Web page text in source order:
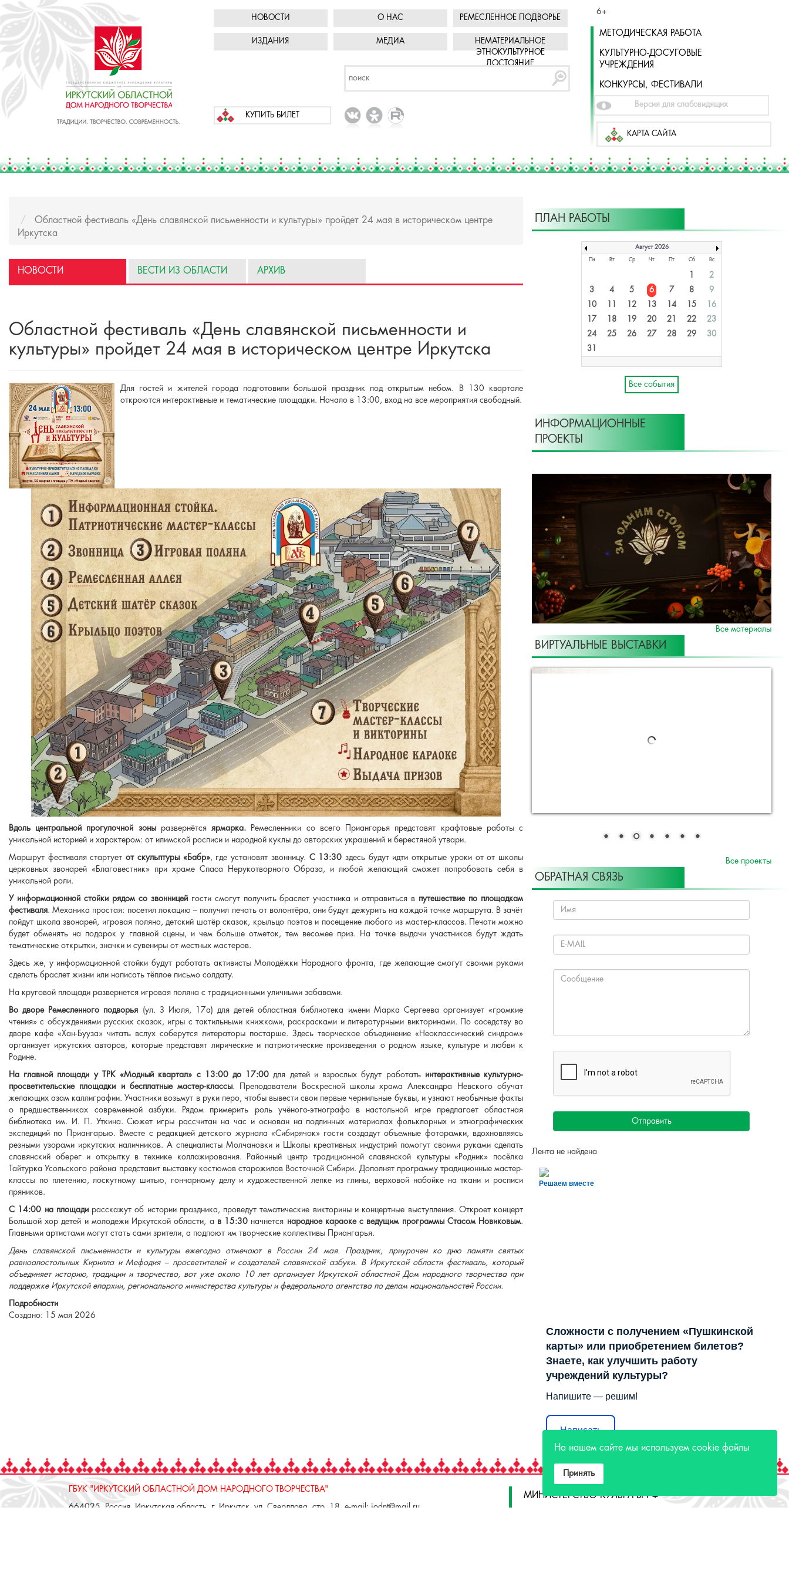
НОВОСТИ О НАС РЕМЕСЛЕННОЕ ПОДВОРЬЕ
ИЗДАНИЯ МЕДИА
НЕМАТЕРИАЛЬНОЕ
ЭТНОКУЛЬТУРНОЕ
ДОСТОЯНИЕ
КУПИТЬ БИЛЕТ
6+
МЕТОДИЧЕСКАЯ РАБОТА
КУЛЬТУРНО-ДОСУГОВЫЕ
УЧРЕЖДЕНИЯ
КОНКУРСЫ, ФЕСТИВАЛИ
Версия для слабовидящих
КАРТА САЙТА
Областной фестиваль «День славянской письменности и культуры» пройдет 24 мая в историческом центре
Иркутска
НОВОСТИ ВЕСТИ ИЗ ОБЛАСТИ АРХИВ
Областной фестиваль «День славянской письменности и
культуры» пройдет 24 мая в историческом центре Иркутска
Для гостей и жителей города подготовили большой праздник под открытым небом. В 130 квартале
откроются интерактивные и тематические площадки. Начало в 13:00, вход на все мероприятия свободный.
Вдоль центральной прогулочной зоныразвернётсяярмарка. Ремесленники со всего Приангарья представят крафтовые работы с
уникальной историей и характером: от илимской росписи и народной куклы до авторских украшений и берестяной утвари.
Маршрут фестиваля стартуетот скульптуры «Бабр», где установят звонницу. С 13:30 здесь будут идти открытые уроки от от школы
церковных звонарей «Благовестник» при храме Спаса Нерукотворного Образа, и любой желающий сможет попробовать себя в
уникальной роли.
У информационной стойки рядом со звонницейгости смогут получить браслет участника и отправиться в путешествие по площадкам
фестиваля. Механика простая: посетил локацию – получил печать от волонтёра, они будут дежурить на каждой точке маршрута. В зачёт
пойдут школа звонарей, игровая поляна, детский шатёр сказок, крыльцо поэтов и посещение любого из мастер-классов. Печати можно
будет обменять на подарок у главной сцены, и чем больше отметок, тем весомее приз. На точке выдачи участников будут ждать
тематические открытки, значки и сувениры от местных мастеров.
Здесь же, у информационной стойки будут работать активисты Молодёжки Народного фронта, где желающие смогут своими руками
сделать браслет жизни или написать тёплое письмо солдату.
На круговой площади развернется игровая поляна с традиционными уличными забавами.
Во дворе Ремесленного подворья (ул. З Июля, 17а) для детей областная библиотека имени Марка Сергеева организует «громкие
чтения» с обсуждениями русских сказок, игры с тактильными книжками, раскрасками и литературными викторинами. По соседству во
дворе кафе «Хан-Бууза» читать вслух соберутся литераторы постарше. Здесь творческое объединение «Неоклассический синдром»
организует иркутских авторов, которые представят лирические и патриотические произведения о родном языке, культуре и любви к
Родине.
На главной площади у ТРК «Модный квартал» с 13:00 до 17:00 для детей и взрослых будут работать интерактивные культурно-
просветительские площадки и бесплатные мастер-классы. Преподаватели Воскресной школы храма Александра Невского обучат
желающих азам каллиграфии. Участники возьмут в руки перо, чтобы вывести свои первые чернильные буквы, и узнают необычные факты
о предшественниках современной азбуки. Рядом примерить роль учёного-этнографа в настольной игре предлагает областная
библиотека им. И. П. Уткина. Сюжет игры рассчитан на час и основан на подлинных материалах фольклорных и этнографических
экспедиций по Приангарью. Вместе с редакцией детского журнала «Сибирячок» гости создадут объемные фоторамки, вдохновляясь
резными узорами иркутских наличников. А специалисты Молчановки и Школы креативных индустрий помогут своими руками сделать
славянский оберег и открытку в технике коллажирования. Районный центр традиционной славянской культуры «Родник» посёлка
Тайтурка Усольского района представит выставку костюмов cтарожилов Восточной Сибири. Дополнят программу традиционные мастер-
классы по плетению, лоскутному шитью, гончарному делу и художественной лепке из глины, верховой набойке на ткани и росписи
пряников.
С 14:00 на площади расскажут об истории праздника, проведут тематические викторины и концертные выступления. Откроет концерт
Большой хор детей и молодежи Иркутской области, а в 15:30 начнется народное караоке с ведущим программы Стасом Новиковым.
Главными артистами могут стать сами зрители, а подпоют им творческие коллективы Приангарья.
День славянской письменности и культуры ежегодно отмечают в России 24 мая. Праздник, приурочен ко дню памяти святых
равноапостольных Кирилла и Мефодия – просветителей и создателей славянской азбуки. В Иркутской области фестиваль, который
объединяет историю, традиции и творчество, вот уже около 10 лет организует Иркутской областной Дом народного творчества при
поддержке Иркутской епархии, регионального министерства культуры и федерального агентства по делам национальностей России.
Подробности
Создано: 15 мая 2026
ПЛАН РАБОТЫ
Август 2026
Пн Вт Ср Чт Пт Сб Вс
1
2
3
4 5 6 7 8
9
10
11 12 13 14 15
16
17
18 19 20 21 22
23
24
25 26 27 28 29
30
31
Все события
ИНФОРМАЦИОННЫЕ
ПРОЕКТЫ
Все материалы
ВИРТУАЛЬНЫЕ ВЫСТАВКИ
Все проекты
ОБРАТНАЯ СВЯЗЬ
Отправить
Лента не найдена
Решаем вместе
Сложности с получением «Пушкинской
карты» или приобретением билетов?
Знаете, как улучшить работу
учреждений культуры?
Напишите — решим!
Написать
ГБУК "ИРКУТСКИЙ ОБЛАСТНОЙ ДОМ НАРОДНОГО ТВОРЧЕСТВА"
664025, Россия, Иркутская область, г. Иркутск, ул. Свердлова, стр. 18, e-mail: iodnt@mail.ru
МИНИСТЕРСТВО КУЛЬТУРЫ РФ
На нашем сайте мы используем cookie файлы
Принять